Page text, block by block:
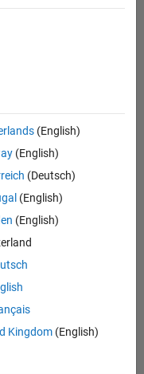
(English)
(English)
(Deutsch)
(English)
(English)
Kingdom(English)